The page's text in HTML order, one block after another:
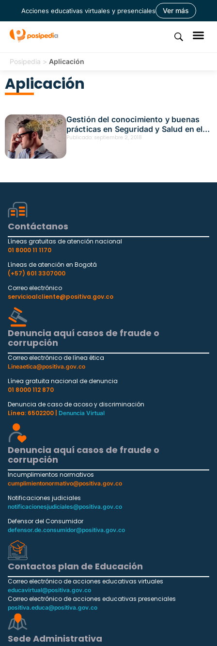
Acciones educativas virtuales y presenciales Ver más
Posipedia > Aplicación
Aplicación
Gestión del conocimiento y buenas
prácticas en Seguridad y Salud en el
Trabajo
Publicado: septiembre 2, 2018
Contáctanos
Líneas gratuitas de atención nacional
01 8000 11 1170
Líneas de atención en Bogotá
(+57) 601 3307000
Correo electrónico
servicioalcliente@positiva.gov.co
Denuncia aquí casos de fraude o
corrupción
Correo electrónico de línea ética
Lineaetica@positiva.gov.co
Línea gratuita nacional de denuncia
01 8000 112 870
Denuncia de caso de acoso y discriminación
Línea: 6502200 |
Denuncia Virtual
Denuncia aquí casos de fraude o
corrupción
Incumplimientos normativos
cumplimientonormativo@positiva.gov.co
Notificaciones judiciales
notificacionesjudiciales@positiva.gov.co
Defensor del Consumidor
defensor.de.consumidor@positiva.gov.co
Contactos plan de Educación
Correo electrónico de acciones educativas virtuales
educavirtual@positiva.gov.co
Correo electrónico de acciones educativas presenciales
positiva.educa@positiva.gov.co
Sede Administrativa